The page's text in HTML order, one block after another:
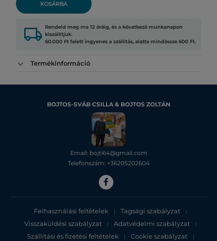
KOSÁRBA
local_shipping Rendeld meg ma 12 óráig, és a következő munkanapon
kiszállítjuk.
60.000 Ft felett ingyenes a szállítás, alatta mindössze 600 Ft.
Termékinformáció
BOJTOS-SVÁB CSILLA & BOJTOS ZOLTÁN
Email: bojti64@gmail.com
Telefonszám: +36205202604
Felhasználási feltételek | Tagsági szabályzat |
Visszaküldési szabályzat | Adatvédelmi szabályzat |
Szállítási és fizetési feltételek | Cookie szabályzat |